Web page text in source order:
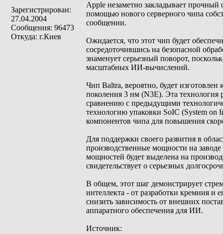
Зарегистрирован:
27.04.2004
Сообщения: 96473
Откуда: г.Киев
Apple незаметно закладывает прочный
помощью нового серверного чипа
сообщении.
Ожидается, что этот чип будет
сосредоточившись на безопасной
знаменует серьезный поворот,
масштабных ИИ-вычислений.
Чип Baltra, вероятно, будет
поколения 3 нм (N3E). Эта технология
сравнению с предыдущими
технологию упаковки SoIC (System on
компонентов чипа для повышения
Для поддержки своего развития в
производственные мощности на
мощностей будет выделена на
свидетельствует о серьезных
В общем, этот шаг демонстрирует
интеллекта - от разработки кремния и
снизить зависимость от внешних
аппаратного обеспечения для ИИ.
Источник: